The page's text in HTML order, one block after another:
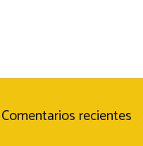
Comentarios recientes